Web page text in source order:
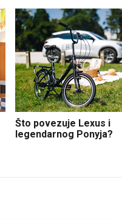
Što povezuje Lexus i
legendarnog Ponyja?